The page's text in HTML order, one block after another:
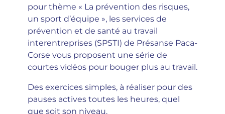
pour thème « La prévention des risques,
un sport d’équipe », les services de
prévention et de santé au travail
interentreprises (SPSTI) de Présanse Paca-
Corse vous proposent une série de
courtes vidéos pour bouger plus au travail.
Des exercices simples, à réaliser pour des
pauses actives toutes les heures, quel
que soit son niveau.